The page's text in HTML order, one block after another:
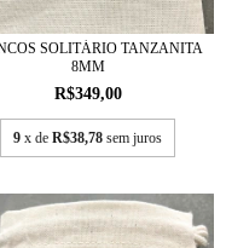
SOLITÁRIO TANZANITA
8MM
R$349,00
9 x de R$38,78 sem juros